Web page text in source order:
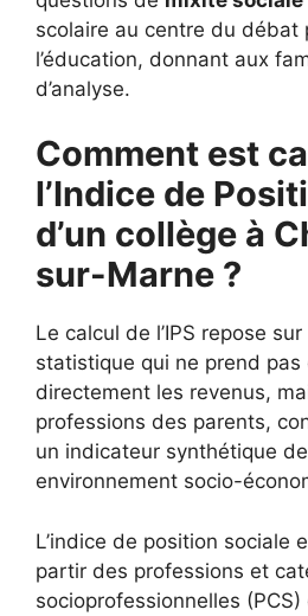
scolaire au centre du débat
l’éducation, donnant aux
d’analyse.
Comment est
l’Indice de
d’un collège à
sur-Marne ?
Le calcul de l’IPS repose
statistique qui ne prend pas
directement les revenus,
professions des parents,
un indicateur synthétique
environnement socio-
L’indice de position sociale
partir des professions et
socioprofessionnelles